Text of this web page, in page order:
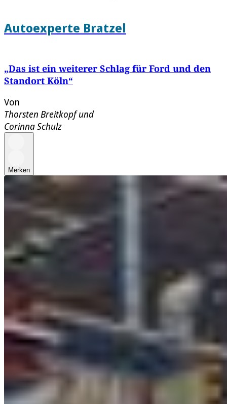
Autoexperte Bratzel
„Das ist ein weiterer Schlag für Ford und den
Standort Köln“
Von
Thorsten Breitkopfund
Corinna Schulz
Merken